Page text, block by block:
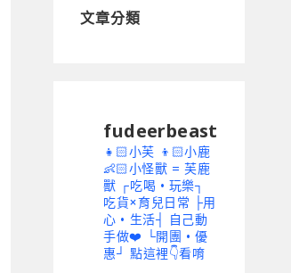
文章分類
fudeerbeast
👧🏻小芙 👦🏻小鹿
👶🏻小怪獸 = 芙鹿
獸 ┌吃喝 • 玩樂┐
吃貨×育兒日常 ├用
心 • 生活┤ 自己動
手做❤️ └開團 • 優
惠┘ 點這裡👇看唷